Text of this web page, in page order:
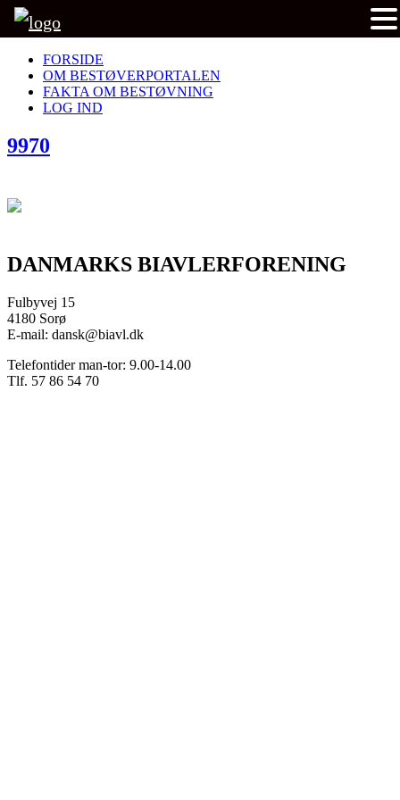
FORSIDE
OM BESTØVERPORTALEN
FAKTA OM BESTØVNING
LOG IND
9970
DANMARKS BIAVLERFORENING
Fulbyvej 15
4180 Sorø
E-mail: dansk@biavl.dk
Telefontider man-tor: 9.00-14.00
Tlf. 57 86 54 70